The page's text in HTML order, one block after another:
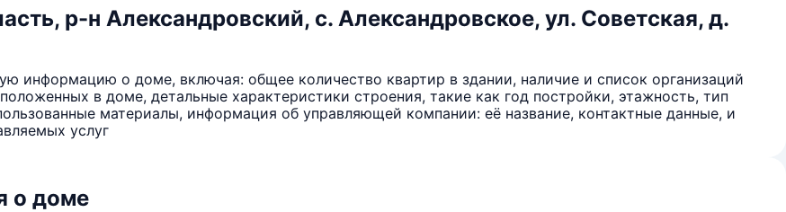
р-н Александровский, с. Александровское, ул. Советская, д.
информацию о доме, включая: общее количество квартир в здании, наличие и список организаций
в доме, детальные характеристики строения, такие как год постройки, этажность, тип
материалы, информация об управляющей компании: её название, контактные данные, и
услуг
о доме